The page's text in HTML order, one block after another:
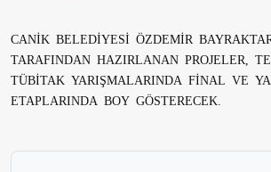
CANİK BELEDİYESİ ÖZDEMİR
TARAFINDAN HAZIRLANAN PROJELER,
TÜBİTAK YARIŞMALARINDA FİNAL VE
ETAPLARINDA BOY GÖSTERECEK.